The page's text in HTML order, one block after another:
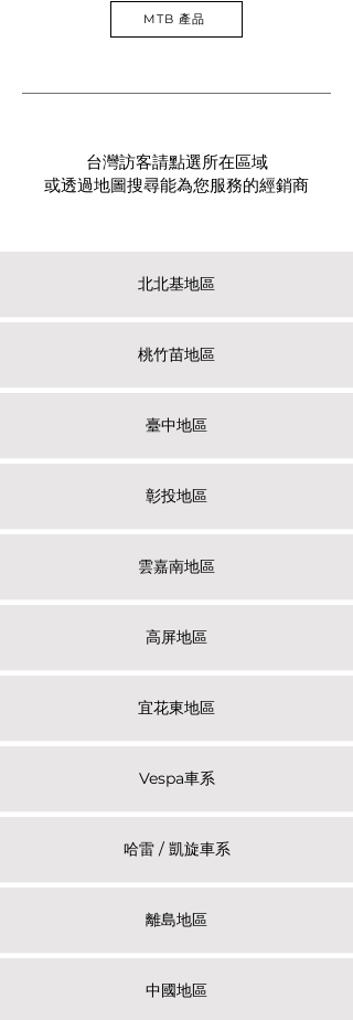
MTB 產品
台灣訪客請點選所在區域
或透過地圖搜尋能為您服務的經銷商
北北基地區
桃竹苗地區
臺中地區
彰投地區
雲嘉南地區
高屏地區
宜花東地區
Vespa車系
哈雷 / 凱旋車系
離島地區
中國地區